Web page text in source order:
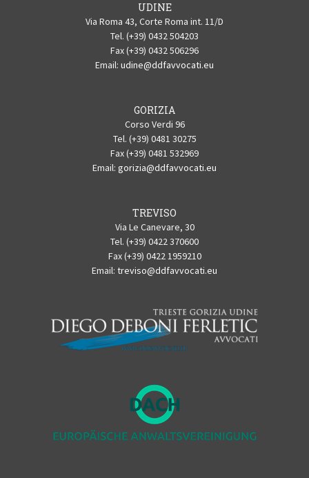
UDINE
Via Roma 43, Corte Roma int. 11/D
Tel. (+39) 0432 504203
Fax (+39) 0432 506296
Email: udine@ddfavvocati.eu
GORIZIA
Corso Verdi 96
Tel. (+39) 0481 30275
Fax (+39) 0481 532969
Email: gorizia@ddfavvocati.eu
TREVISO
Via Le Canevare, 30
Tel. (+39) 0422 370600
Fax (+39) 0422 1959210
Email: treviso@ddfavvocati.eu